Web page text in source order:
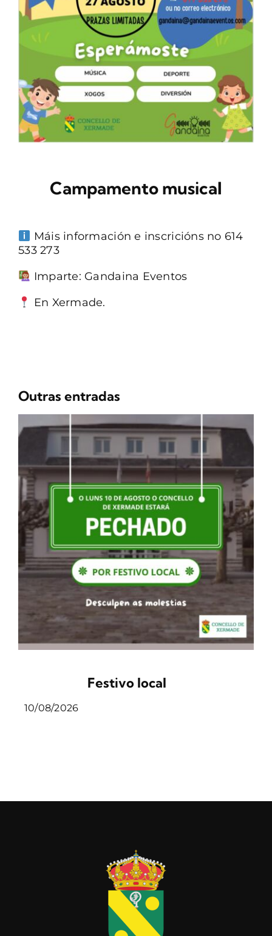
CONTACTO
Campamento musical
Máis información e inscricións no 614
533 273
Imparte: Gandaina Eventos
En Xermade.
Outras entradas
Festivo local
10/08/2026